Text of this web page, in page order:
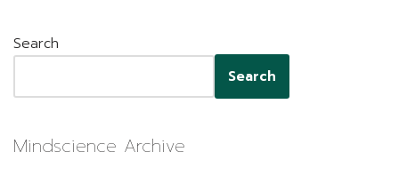
Search
Search
Mindscience Archive